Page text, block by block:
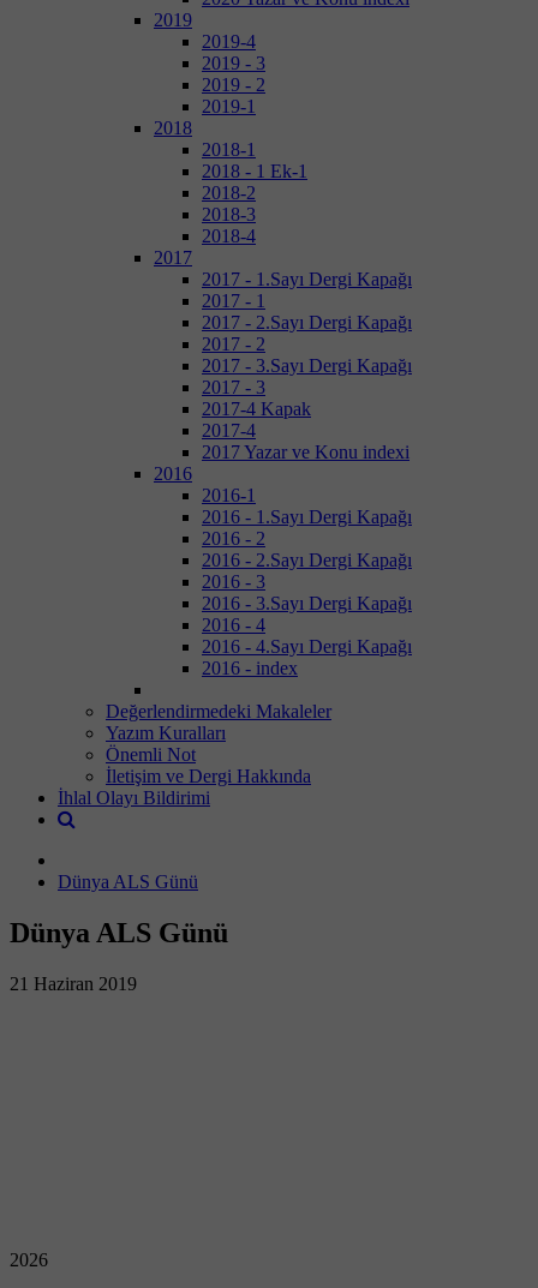
2019
2019-4
2019 - 3
2019 - 2
2019-1
2018
2018-1
2018 - 1 Ek-1
2018-2
2018-3
2018-4
2017
2017 - 1.Sayı Dergi Kapağı
2017 - 1
2017 - 2.Sayı Dergi Kapağı
2017 - 2
2017 - 3.Sayı Dergi Kapağı
2017 - 3
2017-4 Kapak
2017-4
2017 Yazar ve Konu indexi
2016
2016-1
2016 - 1.Sayı Dergi Kapağı
2016 - 2
2016 - 2.Sayı Dergi Kapağı
2016 - 3
2016 - 3.Sayı Dergi Kapağı
2016 - 4
2016 - 4.Sayı Dergi Kapağı
2016 - index
Değerlendirmedeki Makaleler
Yazım Kuralları
Önemli Not
İletişim ve Dergi Hakkında
İhlal Olayı Bildirimi
Dünya ALS Günü
Dünya ALS Günü
21 Haziran 2019
2026